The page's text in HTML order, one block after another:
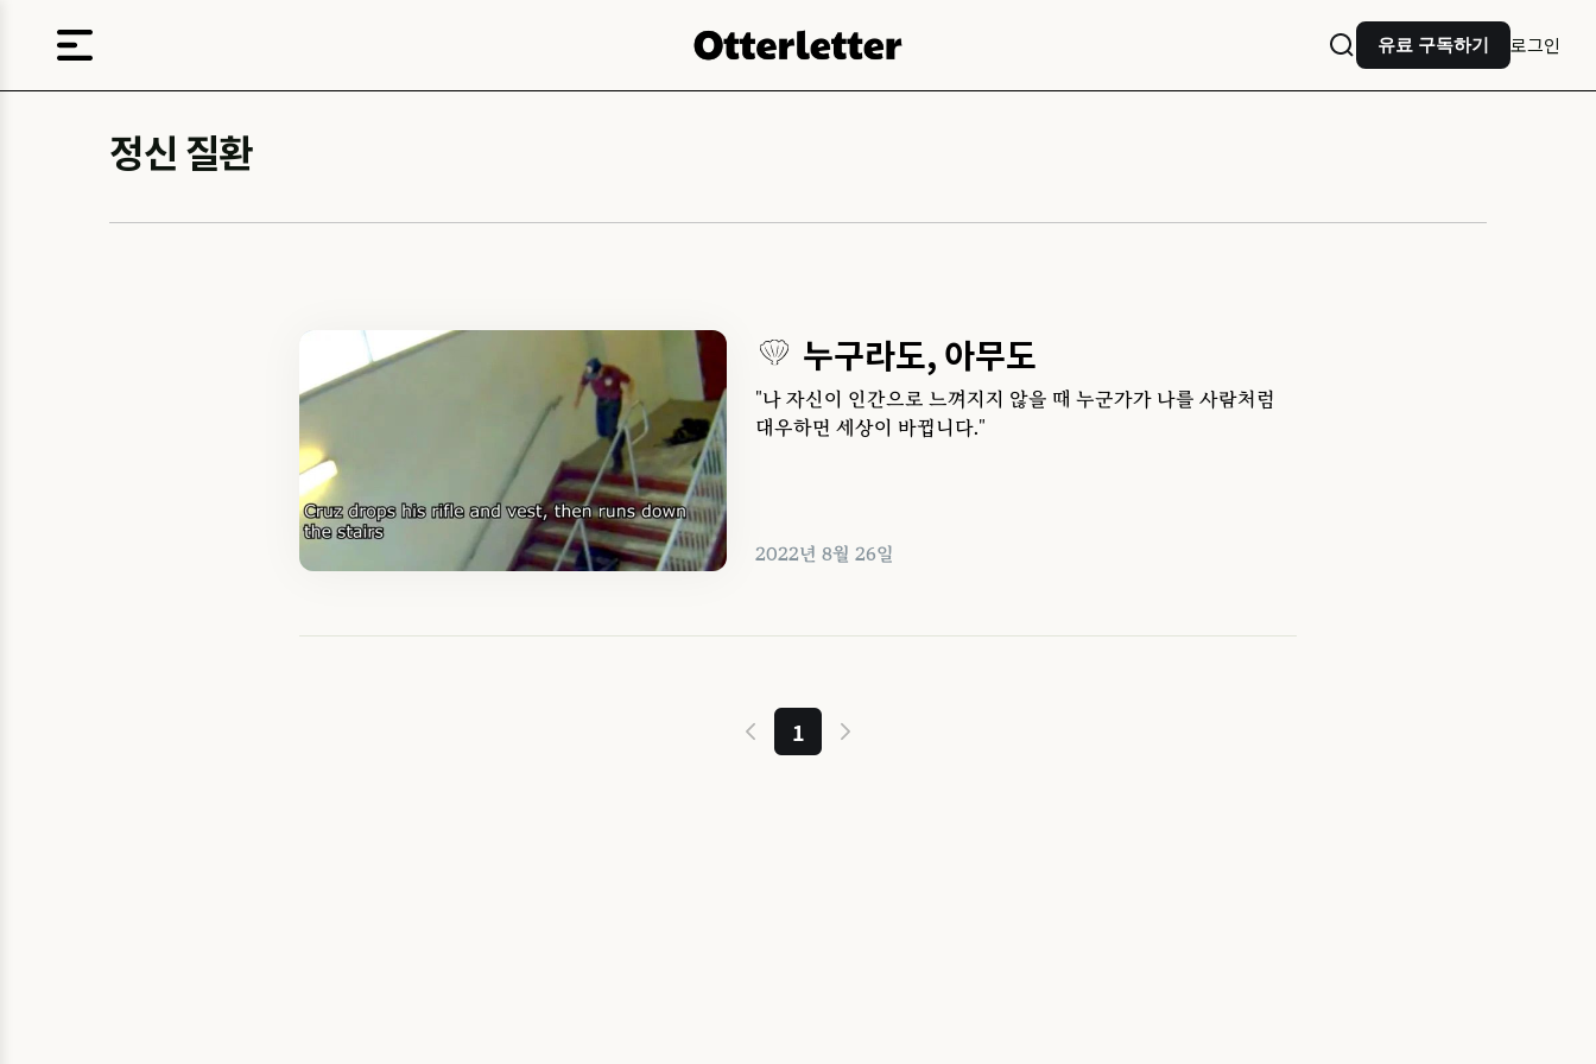
유료 구독하기 로그인
정신 질환
누구라도, 아무도
"나 자신이 인간으로 느껴지지 않을 때 누군가가 나를 사람처럼
대우하면 세상이 바뀝니다."
2022년 8월 26일
1